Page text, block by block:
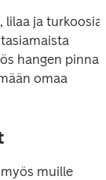
ja turkoosia.
hangen
omaa
muille